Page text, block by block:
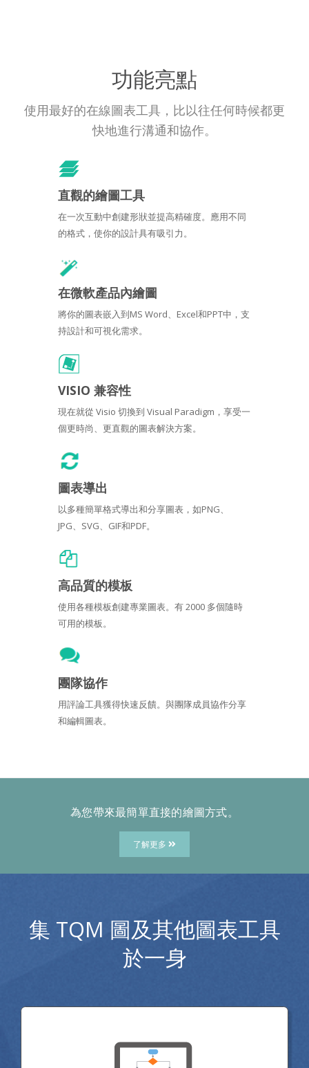
功能亮點
使用最好的在線圖表工具，比以往任何時候都更
快地進行溝通和協作。
直觀的繪圖工具
在一次互動中創建形狀並提高精確度。應用不同
的格式，使你的設計具有吸引力。
在微軟產品內繪圖
將你的圖表嵌入到MS Word、Excel和PPT中，支
持設計和可視化需求。
VISIO 兼容性
現在就從 Visio 切換到 Visual Paradigm，享受一
個更時尚、更直觀的圖表解決方案。
圖表導出
以多種簡單格式導出和分享圖表，如PNG、
JPG、SVG、GIF和PDF。
高品質的模板
使用各種模板創建專業圖表。有 2000 多個隨時
可用的模板。
團隊協作
用評論工具獲得快速反饋。與團隊成員協作分享
和編輯圖表。
為您帶來最簡單直接的繪圖方式。
了解更多
集 TQM 圖及其他圖表工具
於一身